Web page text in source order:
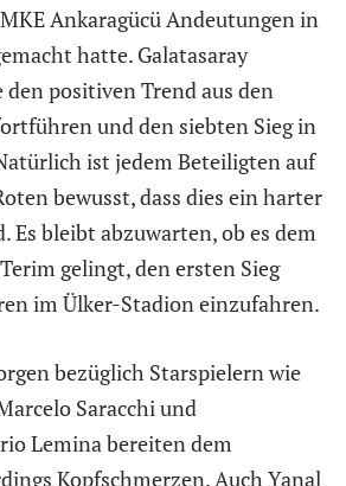
Ankaragücü Andeutungen in
hatte. Galatasaray
positiven Trend aus den
und den siebten Sieg in
ist jedem Beteiligten auf
bewusst, dass dies ein harter
Es bleibt abzuwarten, ob es dem
gelingt, den ersten Sieg
im Ülker-Stadion einzufahren.
bezüglich Starspielern wie
Saracchi und
Lemina bereiten dem
Kopfschmerzen. Auch Yanal